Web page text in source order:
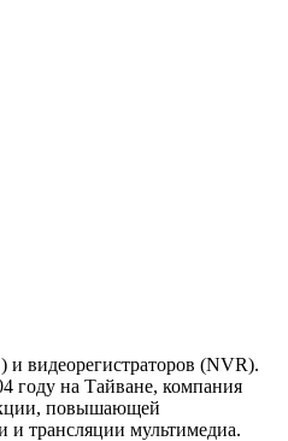
видеорегистраторов (NVR).
году на Тайване, компания
повышающей
и трансляции мультимедиа.